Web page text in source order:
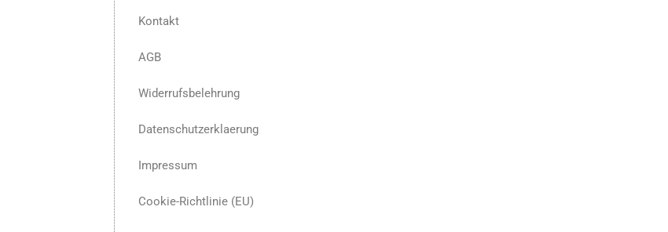
Kontakt
AGB
Widerrufsbelehrung
Datenschutzerklaerung
Impressum
Cookie-Richtlinie (EU)